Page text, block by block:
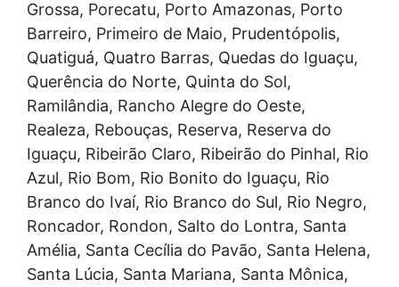
Grossa, Porecatu, Porto Amazonas, Porto
Barreiro, Primeiro de Maio, Prudentópolis,
Quatiguá, Quatro Barras, Quedas do Iguaçu,
Querência do Norte, Quinta do Sol,
Ramilândia, Rancho Alegre do Oeste,
Realeza, Rebouças, Reserva, Reserva do
Iguaçu, Ribeirão Claro, Ribeirão do Pinhal, Rio
Azul, Rio Bom, Rio Bonito do Iguaçu, Rio
Branco do Ivaí, Rio Branco do Sul, Rio Negro,
Roncador, Rondon, Salto do Lontra, Santa
Amélia, Santa Cecília do Pavão, Santa Helena,
Santa Lúcia, Santa Mariana, Santa Mônica,